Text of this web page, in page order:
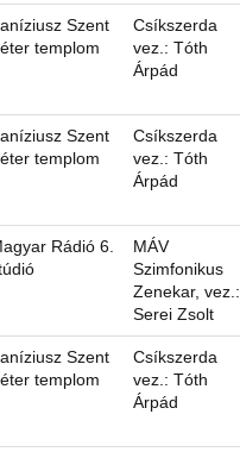
Szent
templom
Csíkszerda
vez.: Tóth
Árpád
Szent
templom
Csíkszerda
vez.: Tóth
Árpád
Rádió 6.
MÁV
Szimfonikus
Zenekar, vez.:
Serei Zsolt
Szent
templom
Csíkszerda
vez.: Tóth
Árpád